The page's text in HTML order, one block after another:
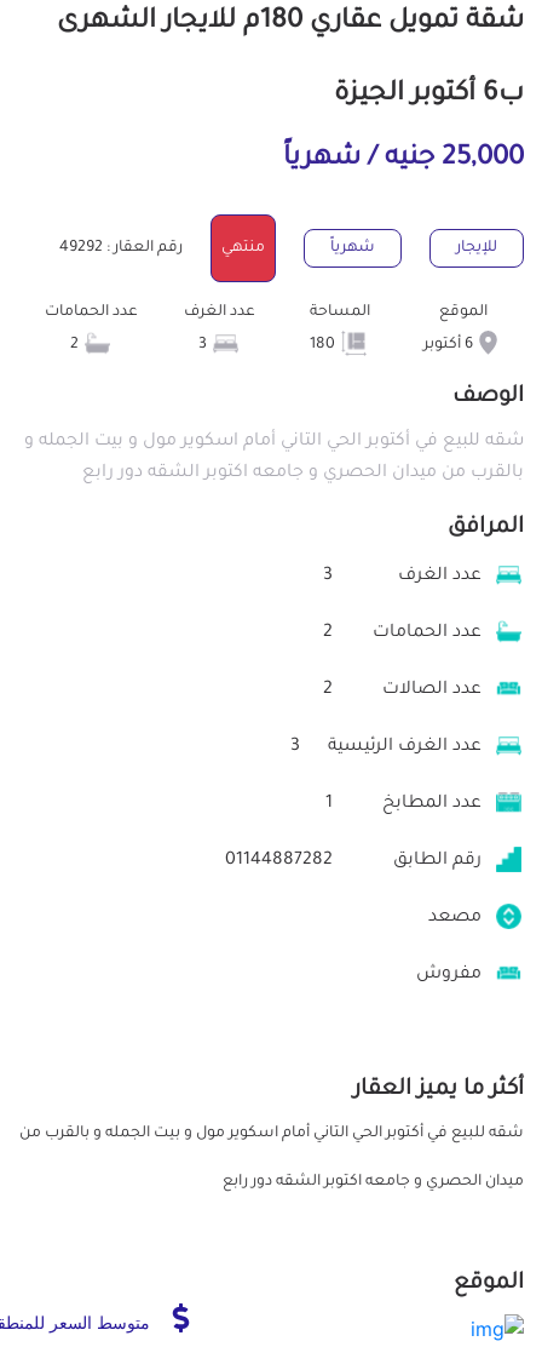
شقة تمويل عقاري 180م للايجار الشهرى
ب6 أكتوبر الجيزة
25,000 جنيه / شهرياً
للإيجار شهرياً منتهي رقم العقار : 49292
الموقع
6 أكتوبر
المساحة
عدد الغرف
عدد الحمامات
الوصف
شقه للبيع في أكتوبر الحي التاني أمام اسكوير مول و بيت الجمله و
بالقرب من ميدان الحصري و جامعه اكتوبر الشقه دور رابع
المرافق
عدد الغرف 3
عدد الحمامات 2
عدد الصالات 2
عدد الغرف الرئيسية 3
عدد المطابخ 1
رقم الطابق 01144887282
مصعد
مفروش
أكثر ما يميز العقار
شقه للبيع في أكتوبر الحي التاني أمام اسكوير مول و بيت الجمله و بالقرب من
ميدان الحصري و جامعه اكتوبر الشقه دور رابع
الموقع
متوسط السعر